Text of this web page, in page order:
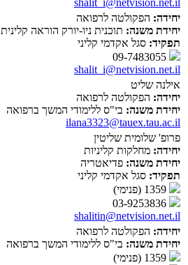
יחידה: הפקולטה לרפואה
יחידת משנה: תוכנית ניו-יורק הוראה קלינית
תפקיד: סגל אקדמי קליני
shalit_i@netvision.net.il
אילנה שליט
יחידה: הפקולטה לרפואה
יחידת משנה: בי"ס ללימודי המשך ברפואה
ilana3323@tauex.tau.ac.il
פרופ' שלומית שליטין
יחידה: מחלקות קליניות
יחידת משנה: פדיאטריה
תפקיד: סגל אקדמי קליני
shalitin@netvision.net.il
יחידה: הפקולטה לרפואה
יחידת משנה: בי"ס ללימודי המשך ברפואה